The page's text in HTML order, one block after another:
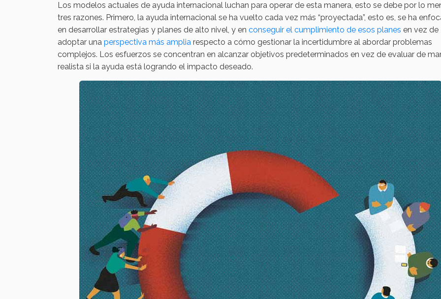
Los modelos actuales de ayuda internacional luchan para operar de esta manera, esto se debe por lo
tres razones. Primero, la ayuda internacional se ha vuelto cada vez más “proyectada”, esto es, se ha
en desarrollar estrategias y planes de alto nivel, y en conseguir el cumplimiento de esos planes en vez de
adoptar una perspectiva más amplia respecto a cómo gestionar la incertidumbre al abordar problemas
complejos. Los esfuerzos se concentran en alcanzar objetivos predeterminados en vez de evaluar de
realista si la ayuda está logrando el impacto deseado.